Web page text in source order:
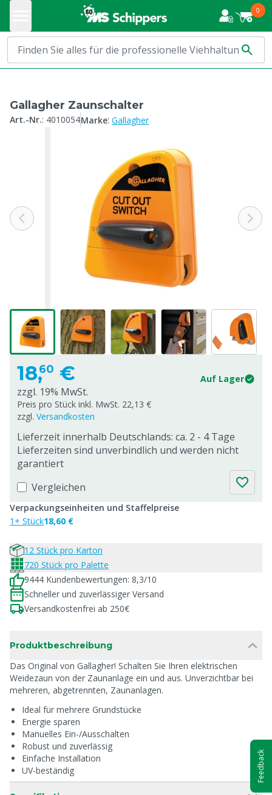
0
Gallagher Zaunschalter
Art.-Nr.: 4010054Marke: Gallagher
18,60 € Auf Lager
zzgl. 19% MwSt.
Preis pro Stück inkl. MwSt. 22,13 €
zzgl. Versandkosten
Lieferzeit innerhalb Deutschlands: ca. 2 - 4 Tage
Lieferzeiten sind unverbindlich und werden nicht
garantiert
Vergleichen
Verpackungseinheiten und Staffelpreise
1+ Stück18,60 €
12 Stück pro Karton
720 Stück pro Palette
9444 Kundenbewertungen: 8,3/10
Schneller und zuverlässiger Versand
Versandkostenfrei ab 250€
Produktbeschreibung
Das Original von Gallagher! Schalten Sie Ihren elektrischen
Weidezaun von der Zaunanlage ein und aus. Unverzichtbar bei
mehreren, abgetrennten, Zaunanlagen.
Ideal für mehrere Grundstücke
Energie sparen
Manuelles Ein-/Ausschalten
Robust und zuverlässig
Einfache Installation
UV-beständig
Feedback